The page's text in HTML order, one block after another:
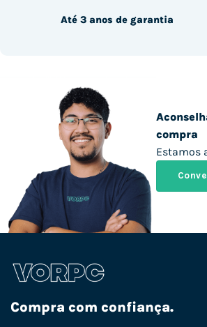
compra
Estamos
Até 3 anos de garantia
Compra com confiança.